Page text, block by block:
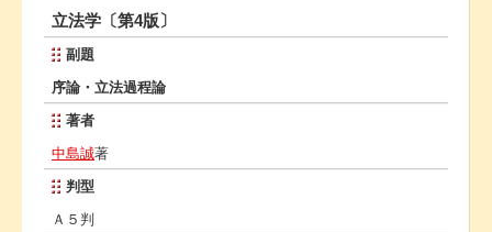
立法学〔第4版〕
副題
序論・立法過程論
著者
中島誠著
判型
Ａ５判